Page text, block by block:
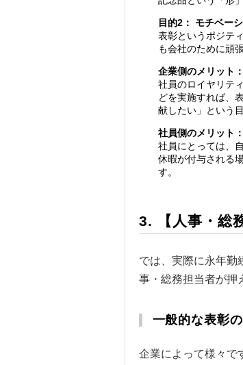
目的2： モチベー
表彰というポジテ
も会社のために頑
企業側のメリット
社員のロイヤリテ
どを実施すれば、
献したい」という
社員側のメリット
社員にとっては、
休暇が付与される
す。
3. 【人事・総
では、実際に永年勤
事・総務担当者が押
一般的な表彰
企業によって様々で